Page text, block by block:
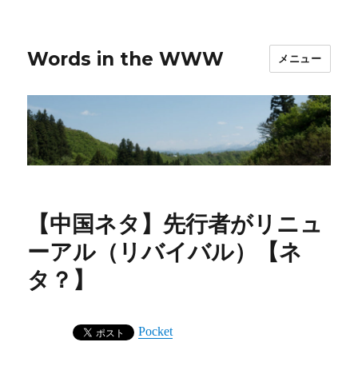
Words in the WWW メニュー
【中国ネタ】先行者がリニュ
ーアル（リバイバル）【ネ
タ？】
Pocket